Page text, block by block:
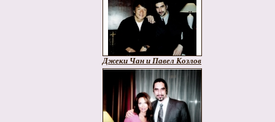
Джеки Чан и Павел Козлов